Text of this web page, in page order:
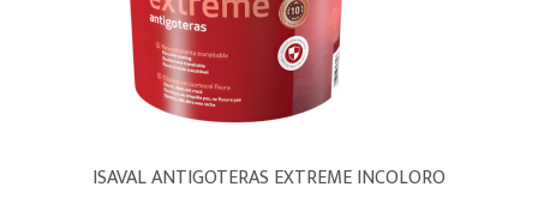
ISAVAL ANTIGOTERAS EXTREME INCOLORO